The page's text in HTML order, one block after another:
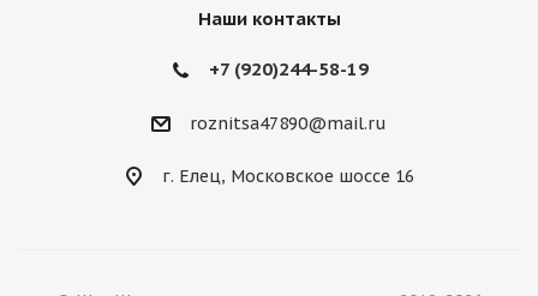
Наши контакты
+7 (920)244-58-19
roznitsa47890@mail.ru
г. Елец, Московское шоссе 16